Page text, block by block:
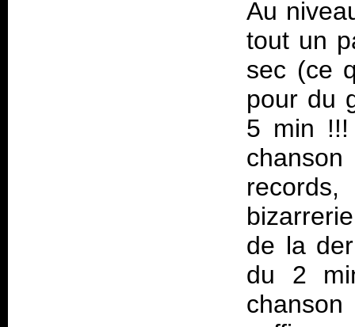
Au
tout un
sec (ce
pour du
5 min
de la
du 2